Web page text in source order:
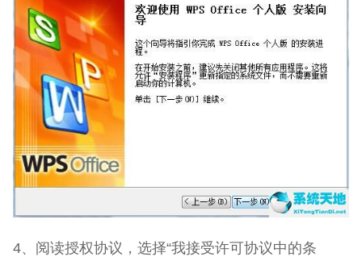
4、阅读授权协议，选择“我接受许可协议中的条